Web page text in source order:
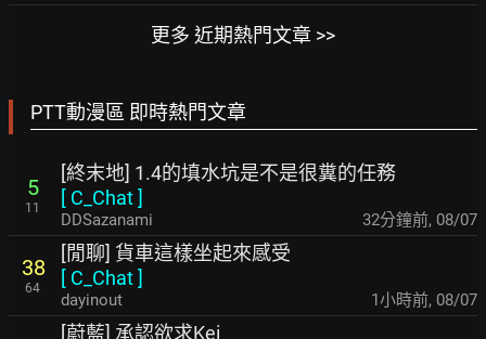
更多 近期熱門文章 >>
PTT動漫區 即時熱門文章
5
11
[終末地] 1.4的填水坑是不是很糞的任務
[ C_Chat]
DDSazanami 32分鐘前, 08/07
38
64
[閒聊] 貨車這樣坐起來感受
[ C_Chat]
dayinout 1小時前, 08/07
[蔚藍] 承認欲求Kei